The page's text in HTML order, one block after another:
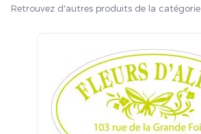
Retrouvez d'autres produits de la catégorie